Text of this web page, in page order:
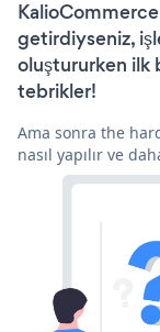
KalioCommerce
getirdiyseniz,
oluştururken ilk
tebrikler!
Ama sonra the
nasıl yapılır ve